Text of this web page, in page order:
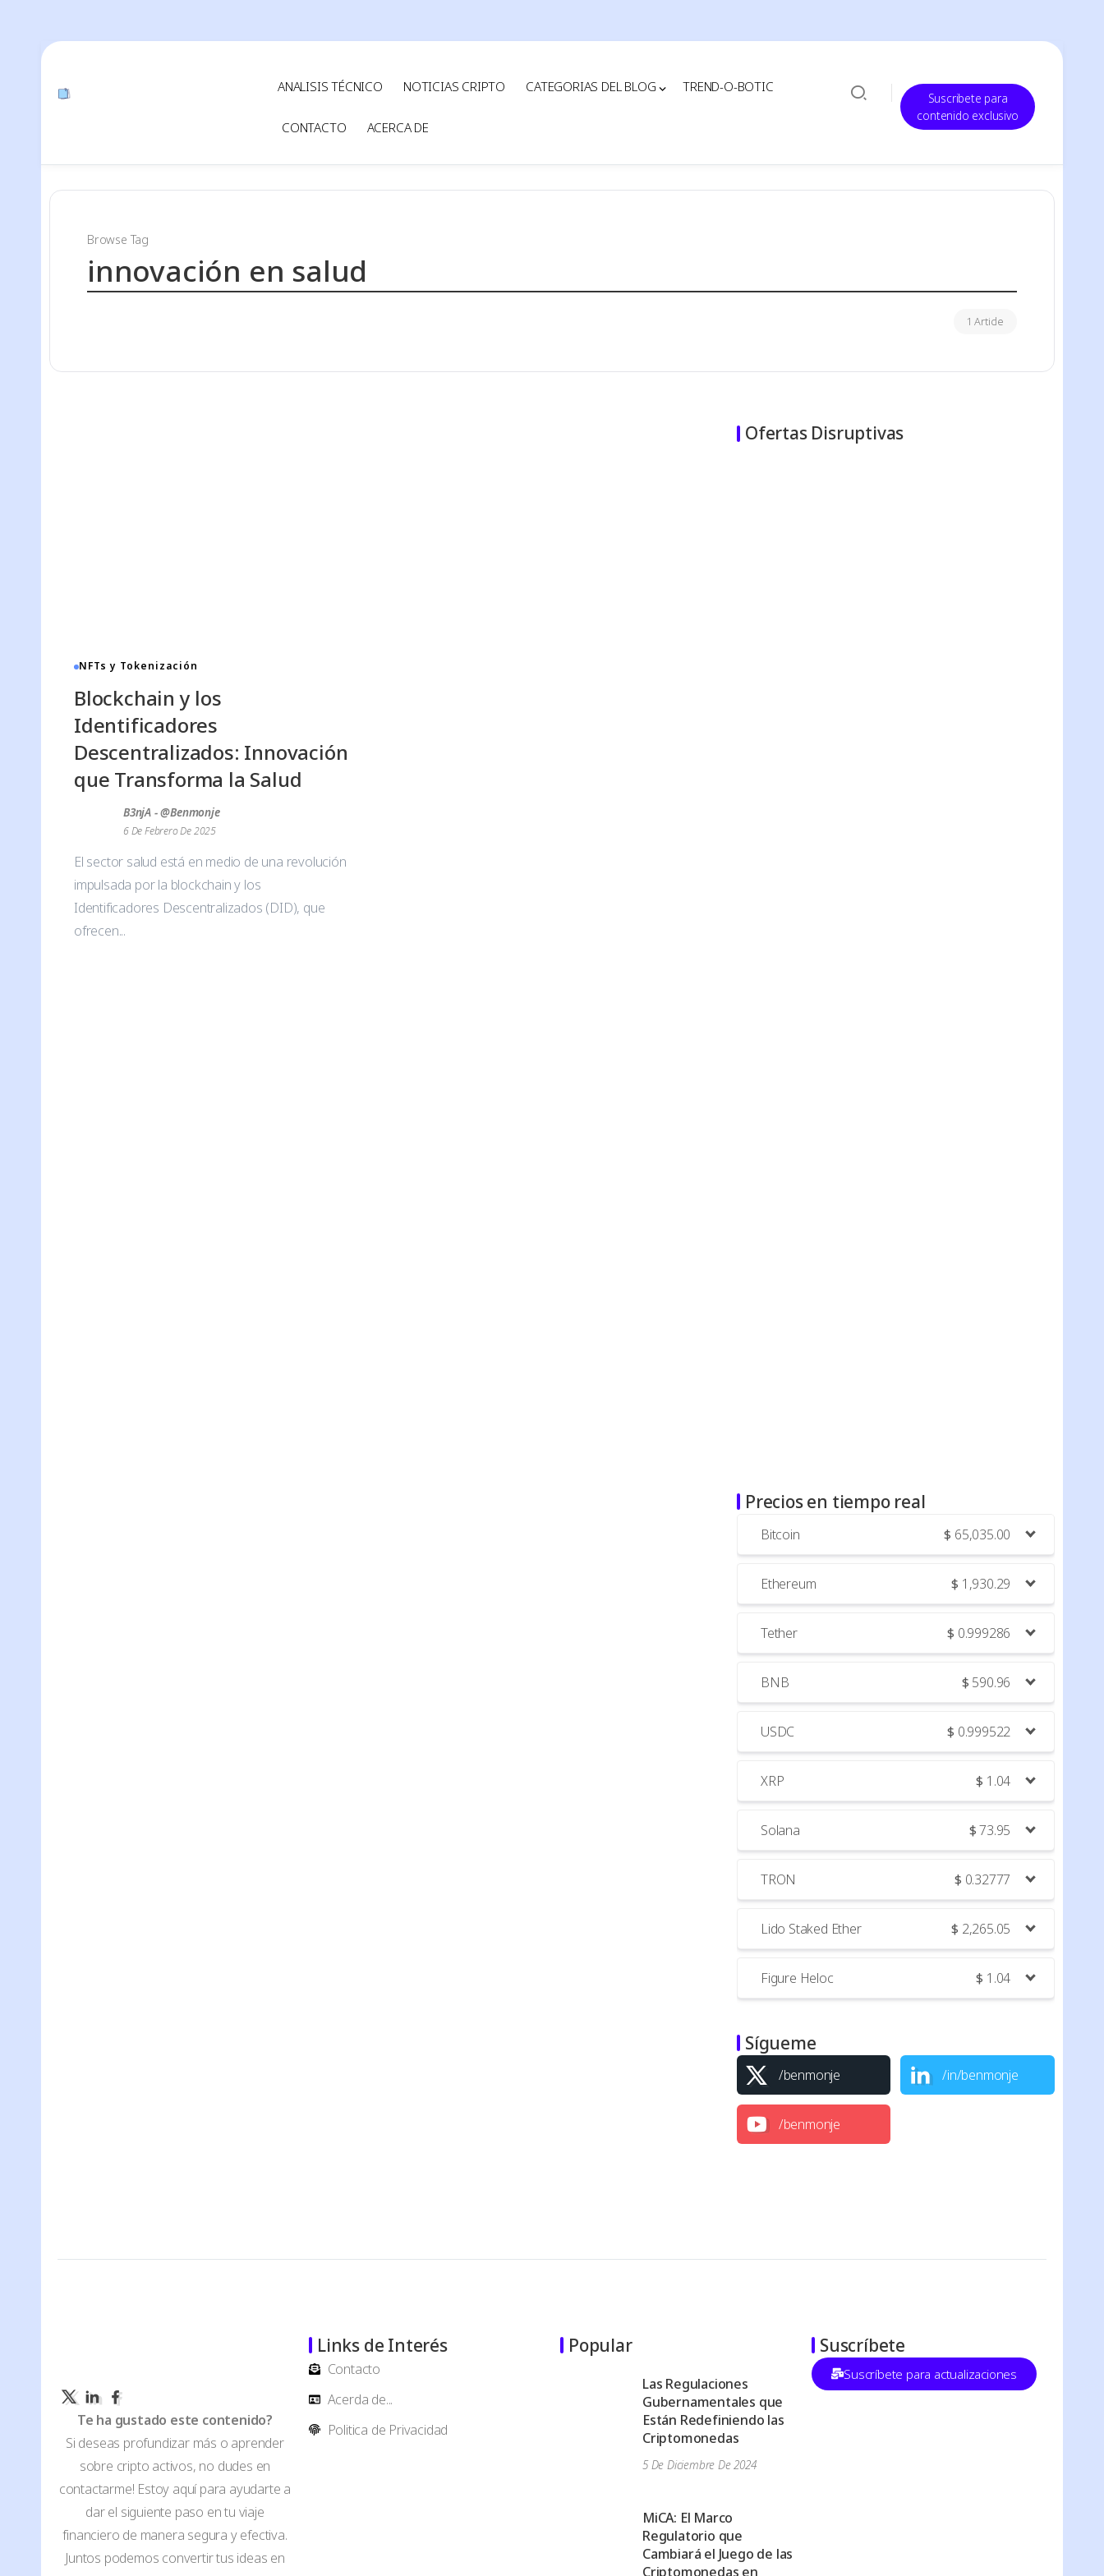
ANALISIS TÉCNICO NOTICIAS CRIPTO CATEGORIAS DEL BLOG TREND-O-BOTIC
CONTACTO ACERCA DE
Suscribete para
contenido exclusivo
Browse Tag
innovación en salud
1 Article
NFTs y Tokenización
Blockchain y los
Identificadores
Descentralizados: Innovación
que Transforma la Salud
B3njA - @benmonje
6 De Febrero De 2025
El sector salud está en medio de una revolución
impulsada por la blockchain y los
Identificadores Descentralizados (DID), que
ofrecen...
Ofertas Disruptivas
Precios en tiempo real
Bitcoin $ 65,035.00
Ethereum $ 1,930.29
Tether $ 0.999286
BNB $ 590.96
USDC $ 0.999522
XRP $ 1.04
Solana $73.95
TRON $ 0.32777
Lido Staked Ether $ 2,265.05
Figure Heloc $ 1.04
Sígueme
/benmonje /in/benmonje
/benmonje
Te ha gustado este contenido?
Si deseas profundizar más o aprender
sobre cripto activos, no dudes en
contactarme! Estoy aquí para ayudarte a
dar el siguiente paso en tu viaje
financiero de manera segura y efectiva.
Juntos podemos convertir tus ideas en
Links de Interés
Contacto
Acerda de...
Politica de Privacidad
Popular
Las Regulaciones
Gubernamentales que
Están Redefiniendo las
Criptomonedas
5 De Diciembre De 2024
MiCA: El Marco
Regulatorio que
Cambiará el Juego de las
Criptomonedas en
Suscríbete
Suscríbete para actualizaciones